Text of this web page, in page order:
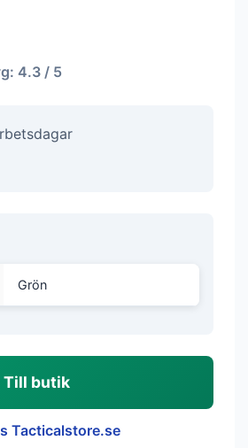
4.3 / 5
Grön
Till butik
Tacticalstore.se